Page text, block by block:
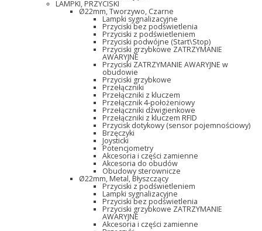
LAMPKI, PRZYCISKI
Ø22mm, Tworzywo, Czarne
Lampki sygnalizacyjne
Przyciski bez podświetlenia
Przyciski z podświetleniem
Przyciski podwójne (Start\Stop)
Przyciski grzybkowe ZATRZYMANIE
AWARYJNE
Przyciski ZATRZYMANIE AWARYJNE w
obudowie
Przyciski grzybkowe
Przełączniki
Przełączniki z kluczem
Przełącznik 4-położeniowy
Przełączniki dźwigienkowe
Przełączniki z kluczem RFID
Przycisk dotykowy (sensor pojemnościowy)
Brzęczyki
Joysticki
Potencjometry
Akcesoria i części zamienne
Akcesoria do obudów
Obudowy sterownicze
Ø22mm, Metal, Błyszczący
Przyciski z podświetleniem
Lampki sygnalizacyjne
Przyciski bez podświetlenia
Przyciski grzybkowe ZATRZYMANIE
AWARYJNE
Akcesoria i części zamienne